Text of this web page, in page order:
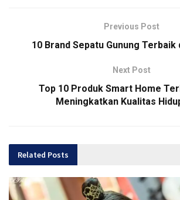
Previous Post
10 Brand Sepatu Gunung Terbaik
Next Post
Top 10 Produk Smart Home
Meningkatkan Kualitas
Related Posts